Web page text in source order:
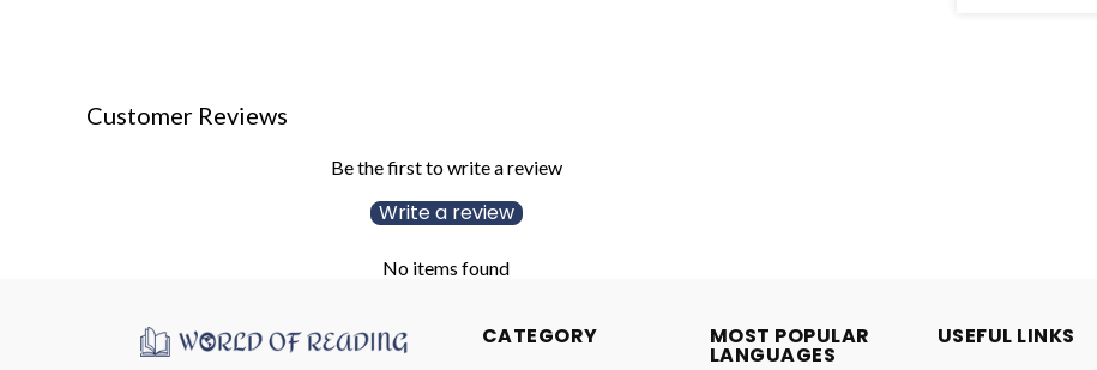
Customer Reviews
Be the first to write a review
Write a review
No items found
CATEGORY MOST POPULAR
LANGUAGES
USEFUL LINKS